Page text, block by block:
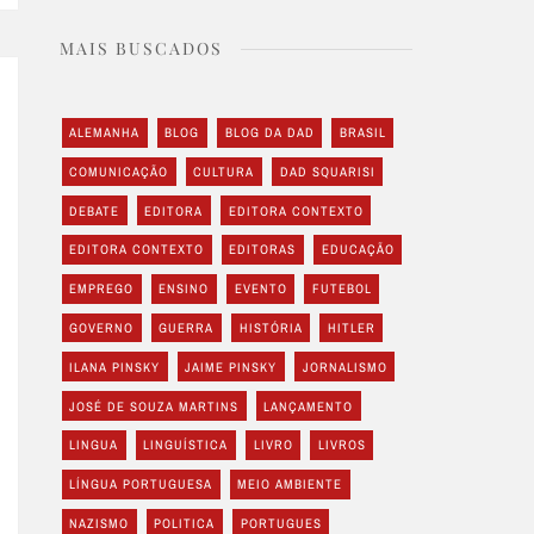
MAIS BUSCADOS
ALEMANHA BLOG BLOG DA DAD BRASIL
COMUNICAÇÃO CULTURA DAD SQUARISI
DEBATE EDITORA EDITORA CONTEXTO
EDITORA CONTEXTO EDITORAS EDUCAÇÃO
EMPREGO ENSINO EVENTO FUTEBOL
GOVERNO GUERRA HISTÓRIA HITLER
ILANA PINSKY JAIME PINSKY JORNALISMO
JOSÉ DE SOUZA MARTINS LANÇAMENTO
LINGUA LINGUÍSTICA LIVRO LIVROS
LÍNGUA PORTUGUESA MEIO AMBIENTE
NAZISMO POLITICA PORTUGUES